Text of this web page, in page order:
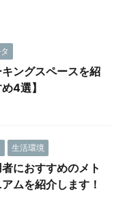
ングスペースを紹
4選】
生活環境
におすすめのメト
ムを紹介します！